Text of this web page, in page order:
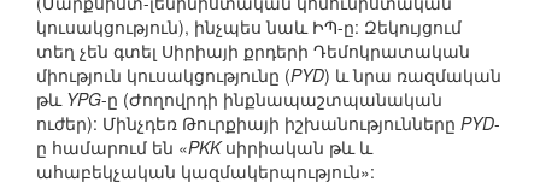
կուսակցություն), ինչպես նաև ԻՊ-ը: Զեկույցում
տեղ չեն գտել Սիրիայի քրդերի Դեմոկրատական
միություն կուսակցությունը (PYD) և նրա ռազմական
թև YPG-ը (Ժողովրդի ինքնապաշտպանական
ուժեր): Մինչդեռ Թուրքիայի իշխանությունները PYD-
ը համարում են «PKKսիրիական թև և
ահաբեկչական կազմակերպություն»: